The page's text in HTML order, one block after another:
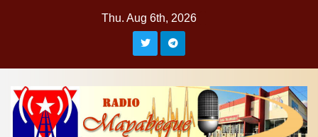
Thu. Aug 6th, 2026